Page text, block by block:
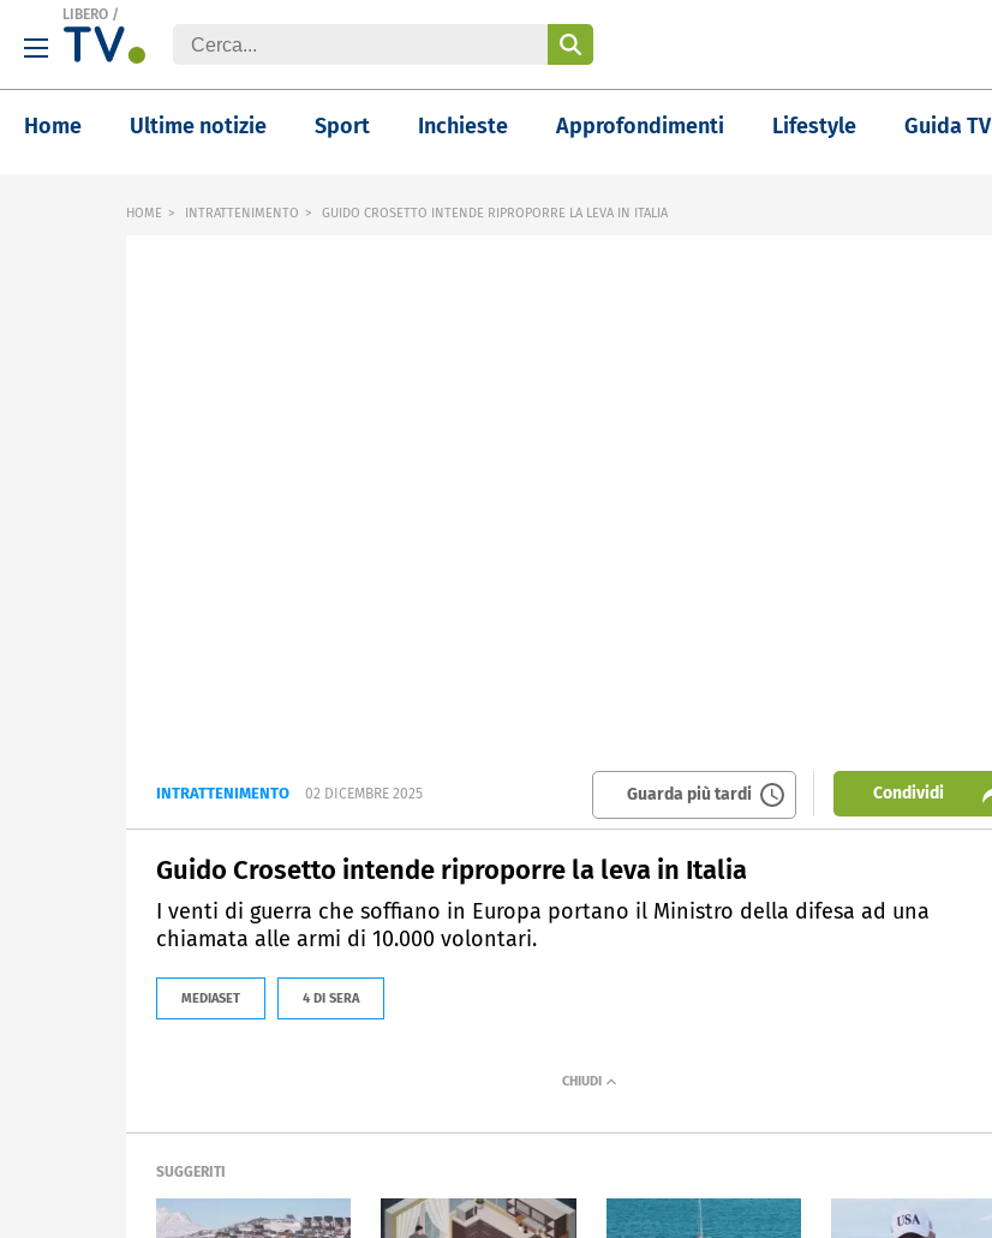
LIBERO /
Home Ultime notizie Sport Inchieste Approfondimenti Lifestyle Guida TV
HOME INTRATTENIMENTO GUIDO CROSETTO INTENDE RIPROPORRE LA LEVA IN ITALIA
INTRATTENIMENTO 02 DICEMBRE 2025 Guarda più tardi Condividi
Guido Crosetto intende riproporre la leva in Italia
I venti di guerra che soffiano in Europa portano il Ministro della difesa ad una
chiamata alle armi di 10.000 volontari.
MEDIASET 4 DI SERA
SUGGERITI